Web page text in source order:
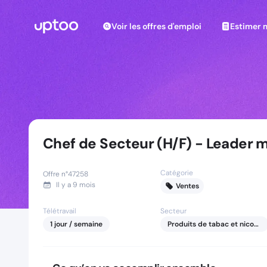
Voir les offres d'emploi Estimer
Voir les offres d'emploi Estimer
Chef de Secteur (H/F) - Leader
Offre n°47258
Il y a 9 mois
Catégorie
Ventes
Télétravail
1jour/ semaine
Secteur
Produits de tabac et nicotine